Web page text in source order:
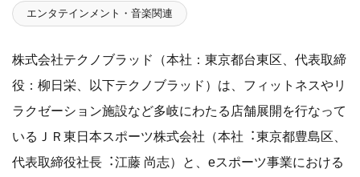
エンタテインメント・音楽関連
株式会社テクノブラッド（本社：東京都台東区、代表取締
役：柳日栄、以下テクノブラッド）は、フィットネスやリ
ラクゼーション施設など多岐にわたる店舗展開を行なって
いるＪＲ東⽇本スポーツ株式会社（本社︓東京都豊島区、
代表取締役社⻑︓江藤 尚志）と、eスポーツ事業における